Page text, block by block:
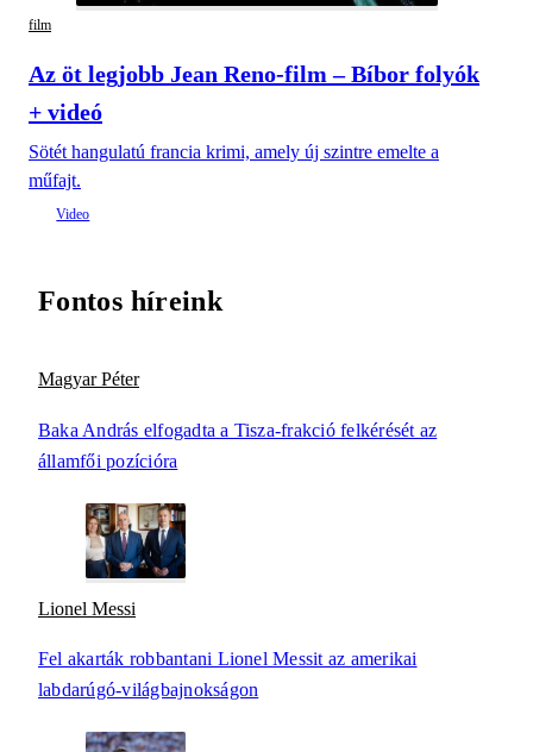
film
Az öt legjobb Jean Reno-film – Bíbor folyók
+ videó
Sötét hangulatú francia krimi, amely új szintre emelte a
műfajt.
Fontos híreink
Magyar Péter
Baka András elfogadta a Tisza-frakció felkérését az
államfői pozícióra
Lionel Messi
Fel akarták robbantani Lionel Messit az amerikai
labdarúgó-világbajnokságon